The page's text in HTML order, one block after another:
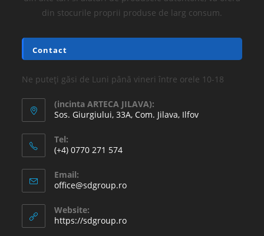
din stocurile proprii produse de larg consum.
Contact
Ne puteți găsi de Luni până vineri între orele 10-18
(incinta ARTECA JILAVA):
Sos. Giurgiului, 33A, Com. Jilava, Ilfov
Tel:
(+4) 0770 271 574
Email:
office@sdgroup.ro
Website:
https://sdgroup.ro